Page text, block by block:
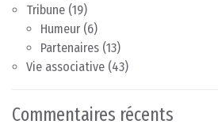
Tribune (19)
Humeur (6)
Partenaires (13)
Vie associative (43)
Commentaires récents